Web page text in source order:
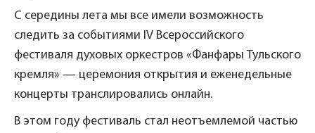
С середины лета мы все имели возможность
следить за событиями IV Всероссийского
фестиваля духовых оркестров «Фанфары Тульского
кремля» — церемония открытия и еженедельные
концерты транслировались онлайн.
В этом году фестиваль стал неотъемлемой частью